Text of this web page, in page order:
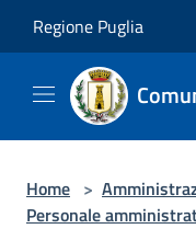
Regione Puglia
Home >
Personale